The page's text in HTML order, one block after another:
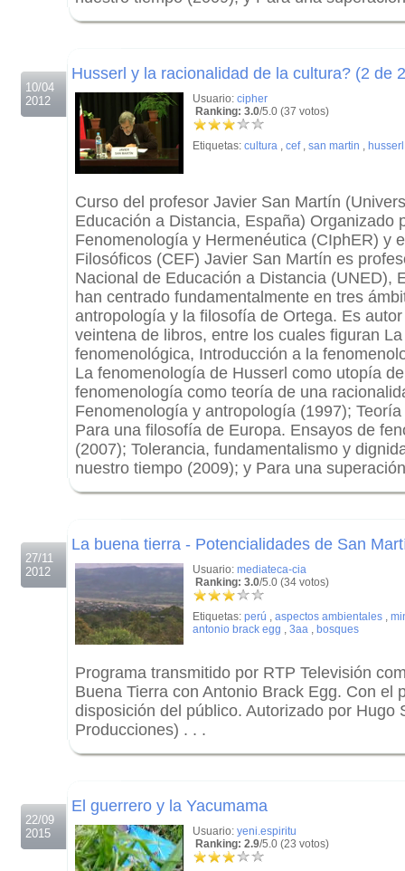
10/04
2012
Husserl y la racionalidad de la cultura? (2 de
Usuario: cipher
Ranking: 3.0/5.0 (37 votos)
Etiquetas: cultura , cef, san martin , husserl
Curso del profesor Javier San Martín
Educación a Distancia, España) Organizado
Fenomenología y Hermenéutica (CIphER) y
Filosóficos (CEF) Javier San Martín es
Nacional de Educación a Distancia (UNED),
han centrado fundamentalmente en tres
antropología y la filosofía de Ortega. Es
veintena de libros, entre los cuales figuran
fenomenológica, Introducción a la
La fenomenología de Husserl como utopía
fenomenología como teoría de una
Fenomenología y antropología (1997);
Para una filosofía de Europa. Ensayos de
(2007); Tolerancia, fundamentalismo y
nuestro tiempo (2009); y Para una
27/11
2012
La buena tierra - Potencialidades de San
Usuario: mediateca-cia
Ranking: 3.0/5.0 (34 votos)
Etiquetas: perú , aspectos ambientales ,
antonio brack egg , 3aa , bosques
Programa transmitido por RTP Televisión
Buena Tierra con Antonio Brack Egg. Con el
disposición del público. Autorizado por Hugo
Producciones) . . .
22/09
2015
El guerrero y la Yacumama
Usuario: yeni.espiritu
Ranking: 2.9/5.0 (23 votos)